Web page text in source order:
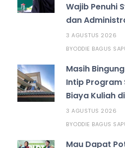
Wajib Penuhi
dan
3 AGUSTUS 2026
BYODDIE BAGUS
Masih
Intip Program
Biaya Kuliah
3 AGUSTUS 2026
BYODDIE BAGUS
Mau Dapat